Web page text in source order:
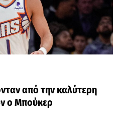
από την καλύτερη
ο Μπούκερ